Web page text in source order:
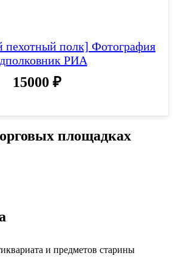
полк] Фотография
РИА
15000 ₽
площадках
и предметов старины